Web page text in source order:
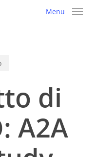
Menu
di
A2A